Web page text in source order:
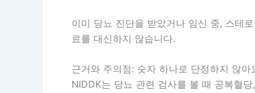
이미 당뇨 진단을 받았거나 임신 중, 스테
료를 대신하지 않습니다.
근거와 주의점: 숫자 하나로 단정하지 않아
NIDDK는 당뇨 관련 검사를 볼 때 공복혈